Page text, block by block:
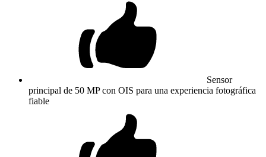
Sensor
principal de 50 MP con OIS para una experiencia fotográfica
fiable